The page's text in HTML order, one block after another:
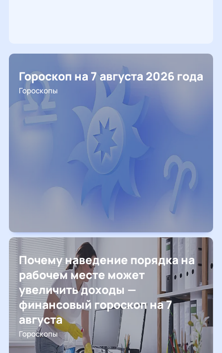
Гороскоп на 7 августа 2026 года
Гороскопы
Почему наведение порядка на
рабочем месте может
увеличить доходы —
финансовый гороскоп на 7
августа
Гороскопы